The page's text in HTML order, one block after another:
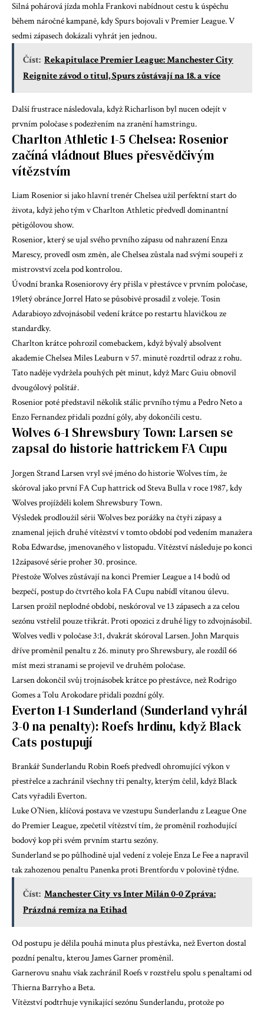
Silná pohárová jízda mohla Frankovi nabídnout cestu k úspěchu
během náročné kampaně, kdy Spurs bojovali v Premier League. V
sedmi zápasech dokázali vyhrát jen jednou.
Číst: Rekapitulace Premier League: Manchester City
Reignite závod o titul, Spurs zůstávají na 18. a více
Další frustrace následovala, když Richarlison byl nucen odejít v
prvním poločase s podezřením na zranění hamstringu.
Charlton Athletic 1-5 Chelsea: Rosenior
začíná vládnout Blues přesvědčivým
vítězstvím
Liam Rosenior si jako hlavní trenér Chelsea užil perfektní start do
života, když jeho tým v Charlton Athletic předvedl dominantní
pětigólovou show.
Rosenior, který se ujal svého prvního zápasu od nahrazení Enza
Marescy, provedl osm změn, ale Chelsea zůstala nad svými soupeři z
mistrovství zcela pod kontrolou.
Úvodní branka Roseniorovy éry přišla v přestávce v prvním poločase,
19letý obránce Jorrel Hato se působivě prosadil z voleje. Tosin
Adarabioyo zdvojnásobil vedení krátce po restartu hlavičkou ze
standardky.
Charlton krátce pohrozil comebackem, když bývalý absolvent
akademie Chelsea Miles Leaburn v 57. minutě rozdrtil odraz z rohu.
Tato naděje vydržela pouhých pět minut, když Marc Guiu obnovil
dvougólový polštář.
Rosenior poté představil několik stálic prvního týmu a Pedro Neto a
Enzo Fernandez přidali pozdní góly, aby dokončili cestu.
Wolves 6-1 Shrewsbury Town: Larsen se
zapsal do historie hattrickem FA Cupu
Jorgen Strand Larsen vryl své jméno do historie Wolves tím, že
skóroval jako prvníFA Cuphattrick od Steva Bulla v roce 1987, kdy
Wolves projížděli kolem Shrewsbury Town.
Výsledek prodloužil sérii Wolves bez porážky na čtyři zápasy a
znamenal jejich druhé vítězství v tomto období pod vedením manažera
Roba Edwardse, jmenovaného v listopadu. Vítězství následuje po konci
12zápasové série proher 30. prosince.
Přestože Wolves zůstávají na konci Premier League a 14 bodů od
bezpečí, postup do čtvrtého kola FA Cupu nabídl vítanou úlevu.
Larsen prožil neplodné období, neskóroval ve 13 zápasech a za celou
sezónu vstřelil pouze třikrát. Proti opozici z druhé ligy to zdvojnásobil.
Wolves vedli v poločase 3:1, dvakrát skóroval Larsen. John Marquis
dříve proměnil penaltu z 26. minuty pro Shrewsbury, ale rozdíl 66
míst mezi stranami se projevil ve druhém poločase.
Larsen dokončil svůj trojnásobek krátce po přestávce, než Rodrigo
Gomes a Tolu Arokodare přidali pozdní góly.
Everton 1-1 Sunderland (Sunderland vyhrál
3-0 na penalty): Roefs hrdinu, když Black
Cats postupují
Brankář Sunderlandu Robin Roefs předvedl ohromující výkon v
přestřelce a zachránil všechny tři penalty, kterým čelil, když Black
Cats vyřadili Everton.
Luke O’Nien, klíčová postava ve vzestupu Sunderlandu z League One
do Premier League, zpečetil vítězství tím, že proměnil rozhodující
bodový kop při svém prvním startu sezóny.
Sunderland se po půlhodině ujal vedení z voleje Enza Le Fee a napravil
tak zahozenou penaltu Panenka proti Brentfordu v polovině týdne.
Číst: Manchester City vs Inter Milán 0-0 Zpráva:
Prázdná remíza na Etihad
Od postupu je dělila pouhá minuta plus přestávka, než Everton dostal
pozdní penaltu, kterou James Garner proměnil.
Garnerovu snahu však zachránil Roefs v rozstřelu spolu s penaltami od
Thierna Barryho a Beta.
Vítězství podtrhuje vynikající sezónu Sunderlandu, protože po